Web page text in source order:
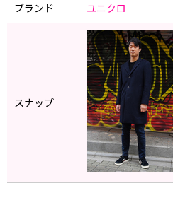
ブランド ユニクロ
スナップ